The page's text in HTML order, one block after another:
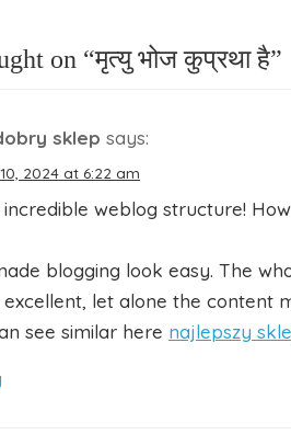
on “मृत्यु भोज कुप्रथा है”
sklep says:
2024 at 6:22 am
incredible weblog structure!
blogging look easy. The
excellent, let alone the content
see similar here najlepszy